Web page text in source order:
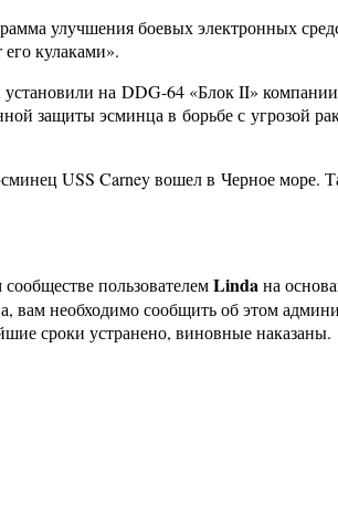
улучшения боевых электронных
кулаками».
на DDG-64 «Блок II»
защиты эсминца в борьбе с
USS Carney вошел в Черное
пользователемLindaна
вам необходимо сообщить об этом
сроки устранено, виновные наказаны.